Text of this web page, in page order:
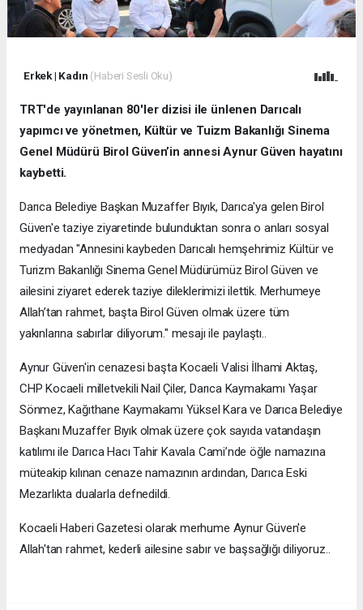
Erkek| Kadın (Haberi Sesli Oku)
TRT'de yayınlanan 80'ler dizisi ile ünlenen Darıcalı
yapımcı ve yönetmen, Kültür ve Tuizm Bakanlığı Sinema
Genel Müdürü Birol Güven’in annesi Aynur Güven hayatını
kaybetti.
Darıca Belediye Başkan Muzaffer Bıyık, Darıca'ya gelen Birol
Güven'e taziye ziyaretinde bulunduktan sonra o anları sosyal
medyadan "Annesini kaybeden Darıcalı hemşehrimiz Kültür ve
Turizm Bakanlığı Sinema Genel Müdürümüz Birol Güven ve
ailesini ziyaret ederek taziye dileklerimizi ilettik. Merhumeye
Allah’tan rahmet, başta Birol Güven olmak üzere tüm
yakınlarına sabırlar diliyorum." mesajı ile paylaştı..
Aynur Güven'in cenazesi başta Kocaeli Valisi İlhami Aktaş,
CHP Kocaeli milletvekili Nail Çiler, Darıca Kaymakamı Yaşar
Sönmez, Kağıthane Kaymakamı Yüksel Kara ve Darıca Belediye
Başkanı Muzaffer Bıyık olmak üzere çok sayıda vatandaşın
katılımı ile Darıca Hacı Tahir Kavala Cami’nde öğle namazına
müteakip kılınan cenaze namazının ardından, Darıca Eski
Mezarlıkta dualarla defnedildi.
Kocaeli Haberi Gazetesi olarak merhume Aynur Güven'e
Allah'tan rahmet, kederli ailesine sabır ve başsağlığı diliyoruz..